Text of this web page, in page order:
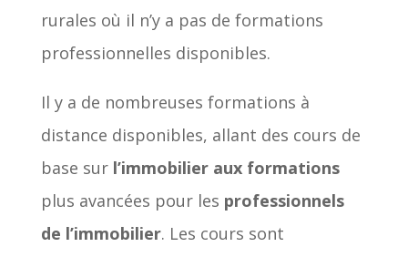
rurales où il n’y a pas de formations
professionnelles disponibles.
Il y a de nombreuses formations à
distance disponibles, allant des cours de
base sur l’immobilier aux formations
plus avancées pour les professionnels
de l’immobilier. Les cours sont